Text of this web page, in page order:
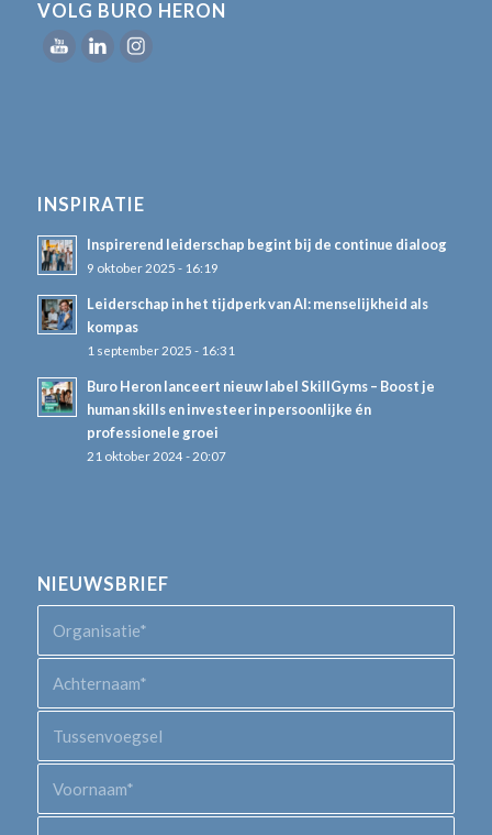
VOLG BURO HERON
INSPIRATIE
Inspirerend leiderschap begint bij de continue dialoog
9 oktober 2025 - 16:19
Leiderschap in het tijdperk van AI: menselijkheid als
kompas
1 september 2025 - 16:31
Buro Heron lanceert nieuw label SkillGyms – Boost je
human skills en investeer in persoonlijke én
professionele groei
21 oktober 2024 - 20:07
NIEUWSBRIEF